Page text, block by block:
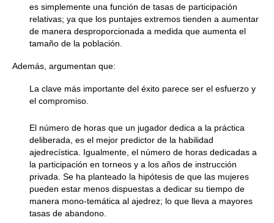
es simplemente una función de tasas de participación
relativas; ya que los puntajes extremos tienden a aumentar
de manera desproporcionada a medida que aumenta el
tamaño de la población.
Además, argumentan que:
La clave más importante del éxito parece ser el esfuerzo y
el compromiso.
El número de horas que un jugador dedica a la práctica
deliberada, es el mejor predictor de la habilidad
ajedrecística. Igualmente, el número de horas dedicadas a
la participación en torneos y a los años de instrucción
privada. Se ha planteado la hipótesis de que las mujeres
pueden estar menos dispuestas a dedicar su tiempo de
manera mono-temática al ajedrez; lo que lleva a mayores
tasas de abandono.